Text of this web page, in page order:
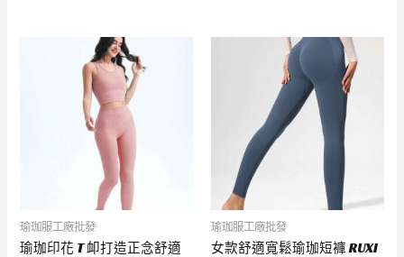
分
瑜珈服工廠批發
瑜珈印花 T 卹打造正念舒適
瑜珈服工廠批發
女款舒適寬鬆瑜珈短褲 RUXI